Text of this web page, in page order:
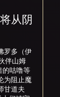
从阴
罗多（伊
伴山姆
的咕噜等
为阻止魔
甘道夫